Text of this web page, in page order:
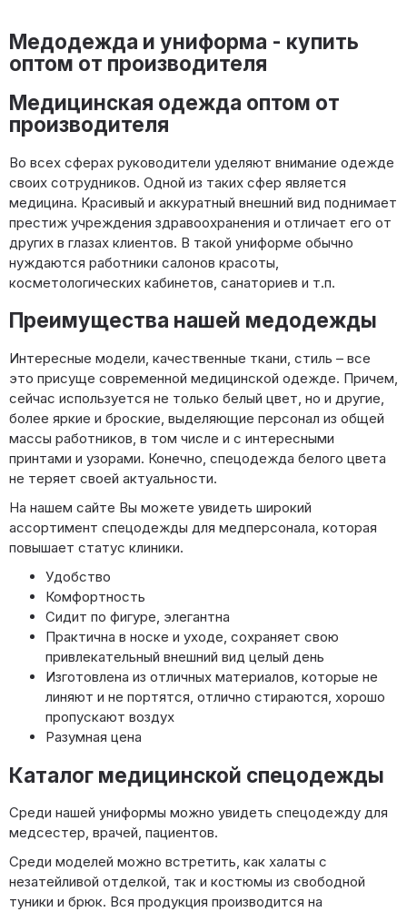
Медодежда и униформа - купить
оптом от производителя
Медицинская одежда оптом от
производителя
Во всех сферах руководители уделяют внимание одежде
своих сотрудников. Одной из таких сфер является
медицина. Красивый и аккуратный внешний вид поднимает
престиж учреждения здравоохранения и отличает его от
других в глазах клиентов. В такой униформе обычно
нуждаются работники салонов красоты,
косметологических кабинетов, санаториев и т.п.
Преимущества нашей медодежды
Интересные модели, качественные ткани, стиль – все
это присуще современной медицинской одежде. Причем,
сейчас используется не только белый цвет, но и другие,
более яркие и броские, выделяющие персонал из общей
массы работников, в том числе и с интересными
принтами и узорами. Конечно, спецодежда белого цвета
не теряет своей актуальности.
На нашем сайте Вы можете увидеть широкий
ассортимент спецодежды для медперсонала, которая
повышает статус клиники.
Удобство
Комфортность
Сидит по фигуре, элегантна
Практична в носке и уходе, сохраняет свою
привлекательный внешний вид целый день
Изготовлена из отличных материалов, которые не
линяют и не портятся, отлично стираются, хорошо
пропускают воздух
Разумная цена
Каталог медицинской спецодежды
Среди нашей униформы можно увидеть спецодежду для
медсестер, врачей, пациентов.
Среди моделей можно встретить, как халаты с
незатейливой отделкой, так и костюмы из свободной
туники и брюк. Вся продукция производится на